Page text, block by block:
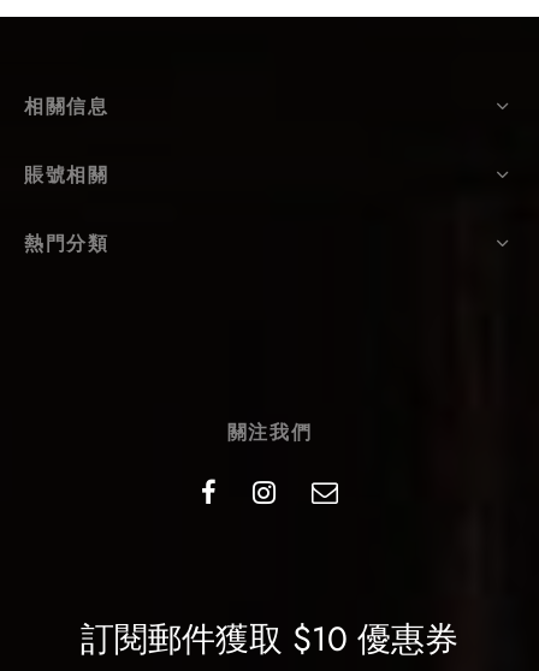
相關信息
賬號相關
熱門分類
關注我們
訂閱郵件獲取 $10 優惠券